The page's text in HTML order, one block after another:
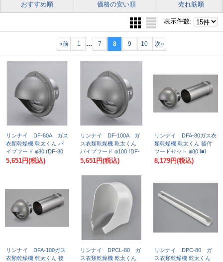
おすすめ順 価格の安い順 売れ筋順
表示件数:
«前 1 ... 7 8 9 10 次»
リンナイ DF-80A ガス
衣類乾燥機 乾太くん パ
イプフード φ80 (DF-80
の後継品) [■]
5,651円(税込)
リンナイ DF-100A ガ
ス衣類乾燥機 乾太くん
パイプフード φ100 (DF-
100の後継品) [■]
5,651円(税込)
リンナイ DFA-80ガス衣
類乾燥機 乾太くん 後付
フードセット φ80 [■]
8,179円(税込)
リンナイ DFA-100ガス
衣類乾燥機 乾太くん 後
リンナイ DPCL-80 ガ
ス衣類乾燥機 乾太くん
リンナイ DPC-80 ガ
ス衣類乾燥機 乾太くん